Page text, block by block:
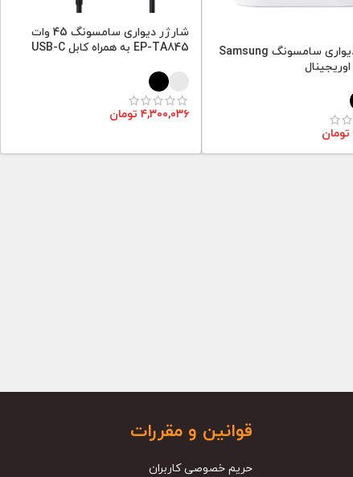
شارژر دیواری سامسونگ Samsung
تومان
شارژر دیواری سامسونگ 45 وات
EP-TA845 به همراه کابل USB-C
۴,۳۰۰,۰۳۶ تومان
قوانین و مقررات
حریم خصوصی کاربران